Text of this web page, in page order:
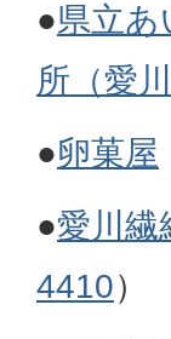
●県立あ
所（愛
●卵菓屋
●愛川繊
4410）